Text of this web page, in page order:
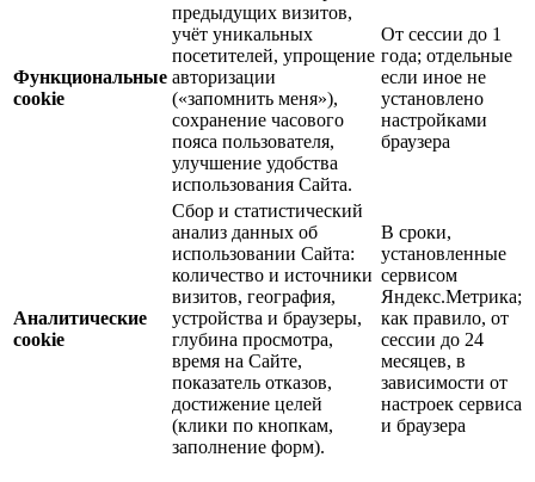
Функциональные
cookie
предыдущих визитов,
учёт уникальных
посетителей, упрощение
авторизации
(«запомнить меня»),
сохранение часового
пояса пользователя,
улучшение удобства
использования Сайта.
От сессии до 1
года; отдельные
если иное не
установлено
настройками
браузера
Аналитические
cookie
Сбор и статистический
анализ данных об
использовании Сайта:
количество и источники
визитов, география,
устройства и браузеры,
глубина просмотра,
время на Сайте,
показатель отказов,
достижение целей
(клики по кнопкам,
заполнение форм).
В сроки,
установленные
сервисом
Яндекс.Метрика;
как правило, от
сессии до 24
месяцев, в
зависимости от
настроек сервиса
и браузера